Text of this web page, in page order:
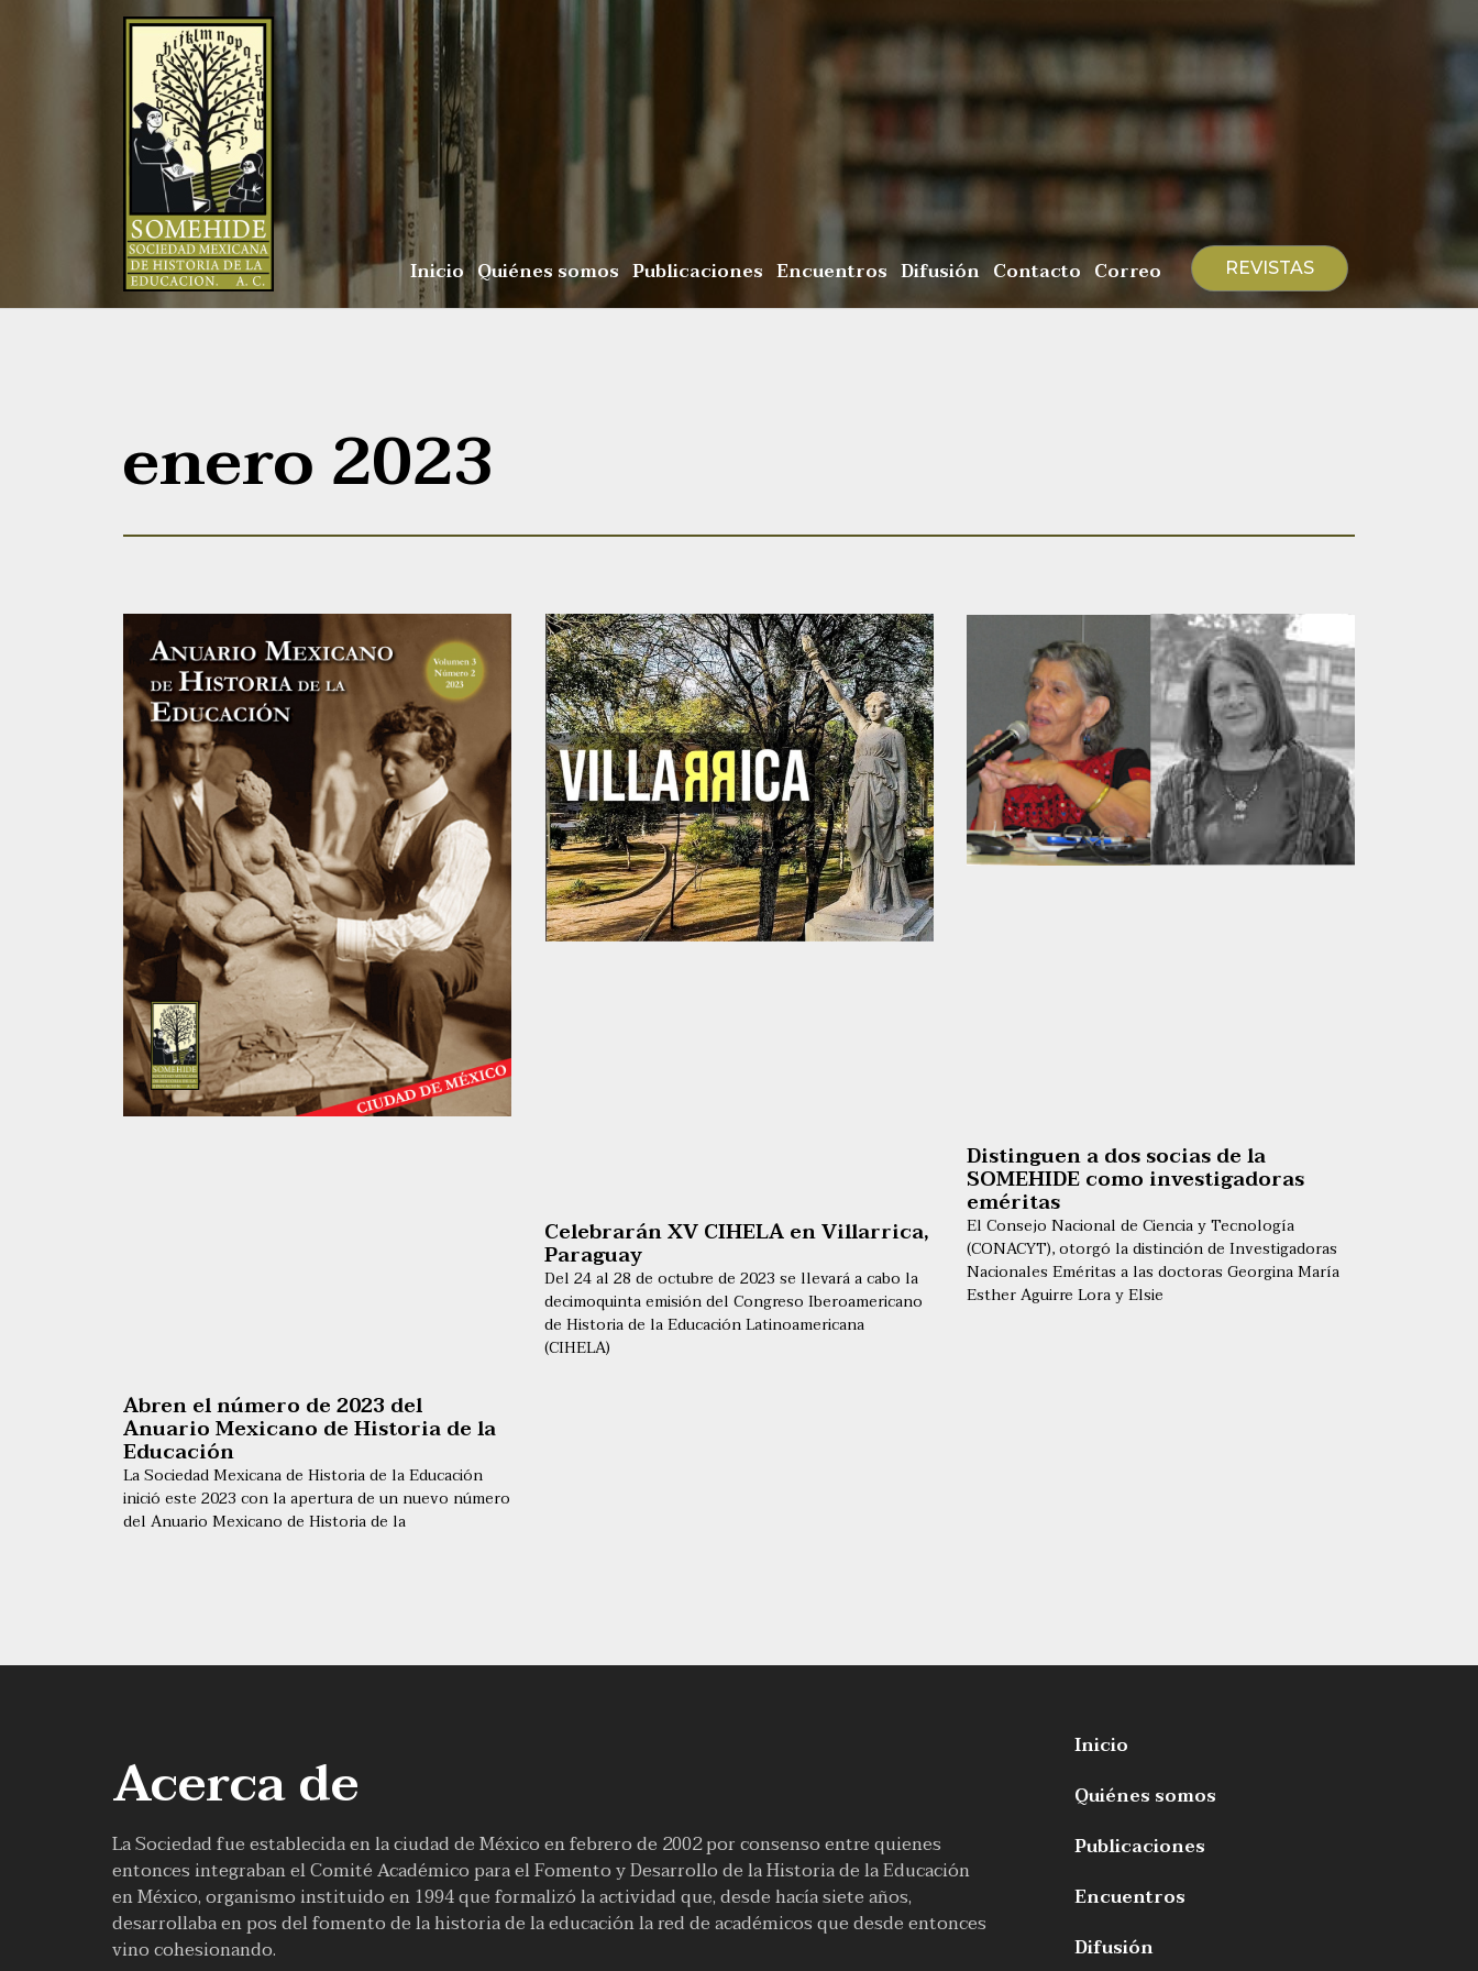
Inicio Quiénes somos Publicaciones Encuentros Difusión Contacto Correo REVISTAS
enero 2023
Abren el número de 2023 del
Anuario Mexicano de Historia de la
Educación
La Sociedad Mexicana de Historia de la Educación
inició este 2023 con la apertura de un nuevo número
del Anuario Mexicano de Historia de la
Celebrarán XV CIHELA en Villarrica,
Paraguay
Del 24 al 28 de octubre de 2023 se llevará a cabo la
decimoquinta emisión del Congreso Iberoamericano
de Historia de la Educación Latinoamericana
(CIHELA)
Distinguen a dos socias de la
SOMEHIDE como investigadoras
eméritas
El Consejo Nacional de Ciencia y Tecnología
(CONACYT), otorgó la distinción de Investigadoras
Nacionales Eméritas a las doctoras Georgina María
Esther Aguirre Lora y Elsie
Acerca de
La Sociedad fue establecida en la ciudad de México en febrero de 2002 por consenso entre quienes
entonces integraban el Comité Académico para el Fomento y Desarrollo de la Historia de la Educación
en México, organismo instituido en 1994 que formalizó la actividad que, desde hacía siete años,
desarrollaba en pos del fomento de la historia de la educación la red de académicos que desde entonces
vino cohesionando.
Inicio
Quiénes somos
Publicaciones
Encuentros
Difusión